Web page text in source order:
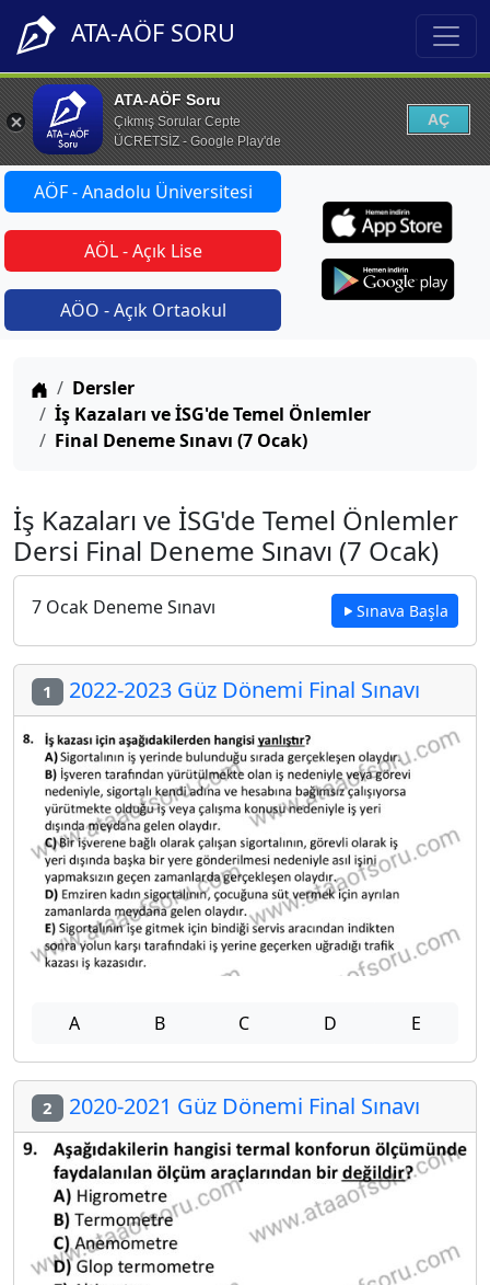
ATA-AÖF SORU
ATA-AÖF Soru
Çıkmış Sorular Cepte
ÜCRETSİZ - Google Play'de
AÇ
AÖF - Anadolu Üniversitesi
AÖL - Açık Lise
AÖO - Açık Ortaokul
Anasayfa
Dersler
İş Kazaları ve İSG'de Temel Önlemler
Final Deneme Sınavı (7 Ocak)
İş Kazaları ve İSG'de Temel Önlemler
Dersi Final Deneme Sınavı (7 Ocak)
7 Ocak Deneme Sınavı Sınava Başla
1 2022-2023 Güz Dönemi Final Sınavı
A B C D E
2 2020-2021 Güz Dönemi Final Sınavı